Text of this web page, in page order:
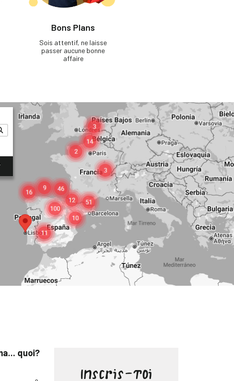
Bons Plans
Sois attentif, ne laisse
passer aucune bonne
affaire
quoi?
Inscris-toi